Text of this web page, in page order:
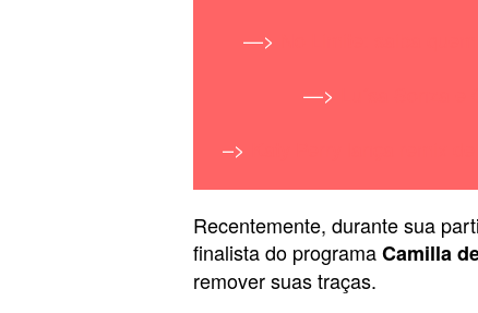
—>
—>
–>
Recentemente, durante sua
finalista do programaCamilla
remover suas traças.